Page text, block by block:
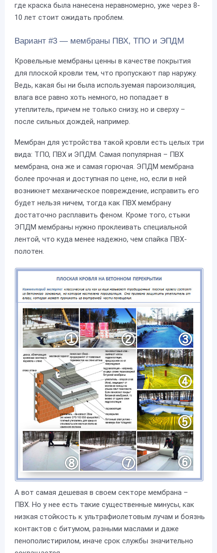
где краска была нанесена неравномерно, уже через 8-
10 лет стоит ожидать проблем.
Вариант #3 — мембраны ПВХ, ТПО и ЭПДМ
Кровельные мембраны ценны в качестве покрытия
для плоской кровли тем, что пропускают пар наружу.
Ведь, какая бы ни была используемая пароизоляция,
влага все равно хоть немного, но попадает в
утеплитель, причем не только снизу, но и сверху –
после сильных дождей, например.
Мембран для устройства такой кровли есть целых три
вида: ТПО, ПВХ и ЭПДМ. Самая популярная – ПВХ
мембрана, она же и самая горючая. ЭПДМ мембрана
более прочная и доступная по цене, но, если в ней
возникнет механическое повреждение, исправить его
будет нельзя ничем, тогда как ПВХ мембрану
достаточно расплавить феном. Кроме того, стыки
ЭПДМ мембраны нужно проклеивать специальной
лентой, что куда менее надежно, чем спайка ПВХ-
полотен.
А вот самая дешевая в своем секторе мембрана –
ПВХ. Но у нее есть такие существенные минусы, как
низкая стойкость к ультрафиолетовым лучам и боязнь
контактов с битумом, разными маслами и даже
пенополистирилом, иначе срок службы значительно